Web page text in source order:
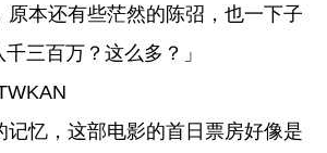
本还有些茫然的陈弨，也一下子
三百万？这么多？」
忆，这部电影的首日票房好像是